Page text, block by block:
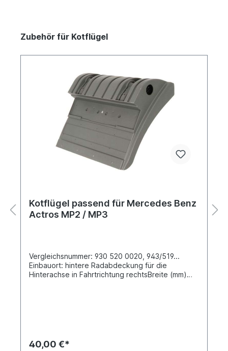
Zubehör für Kotflügel
Kotflügel passend für Mercedes Benz
Actros MP2 / MP3
Vergleichsnummer: 930 520 0020, 943/519...
Einbauort: hintere Radabdeckung für die
Hinterachse in Fahrtrichtung rechtsBreite (mm)
ausgeschlossen. Am einfachsten lässt sich das
40,00 €*